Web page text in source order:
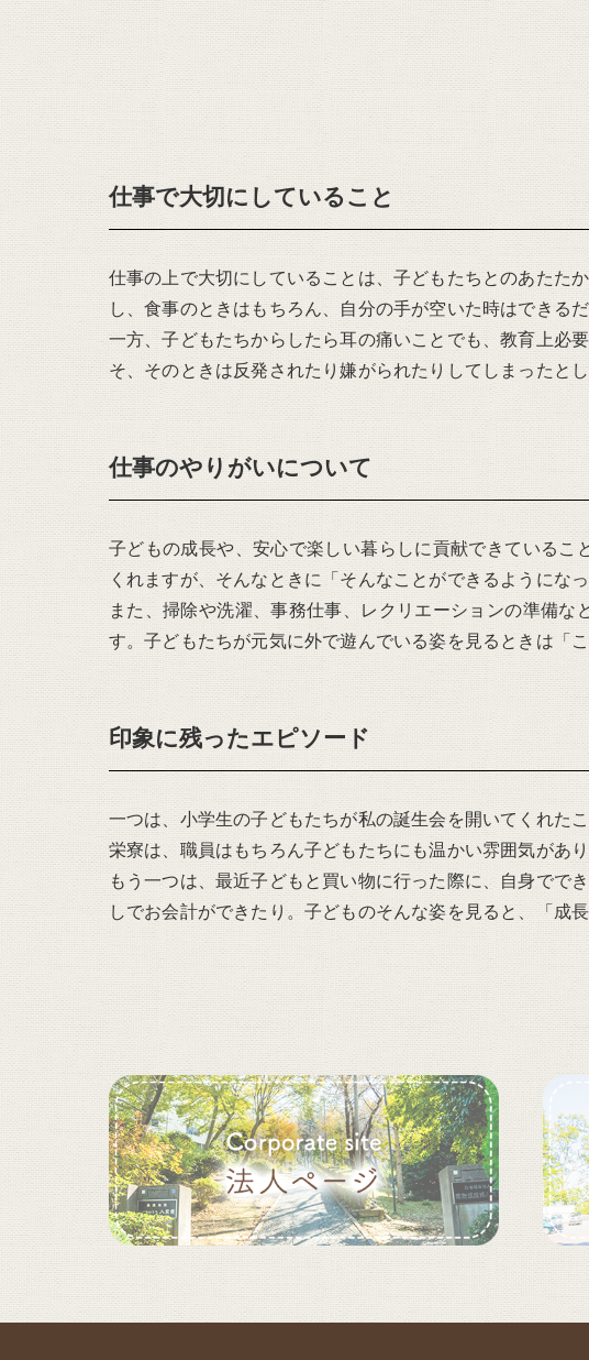
仕事で大切にしていること
仕事の上で大切にしていることは、子どもたちとのあたた
し、食事のときはもちろん、自分の手が空いた時はできる
一方、子どもたちからしたら耳の痛いことでも、教育上必
そ、そのときは反発されたり嫌がられたりしてしまったと
仕事のやりがいについて
子どもの成長や、安心で楽しい暮らしに貢献できている
くれますが、そんなときに「そんなことができるようにな
また、掃除や洗濯、事務仕事、レクリエーションの準備
す。子どもたちが元気に外で遊んでいる姿を見るときは「
印象に残ったエピソード
一つは、小学生の子どもたちが私の誕生会を開いてくれた
栄寮は、職員はもちろん子どもたちにも温かい雰囲気があ
もう一つは、最近子どもと買い物に行った際に、自身でで
しでお会計ができたり。子どものそんな姿を見ると、「成